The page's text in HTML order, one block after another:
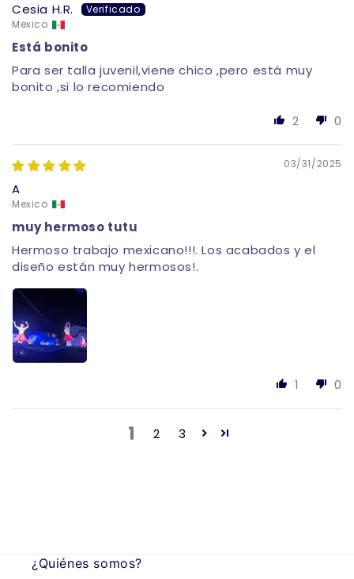
Cesia H.R.
Mexico
Está bonito
Para ser talla juvenil,viene chico ,pero está muy
bonito ,si lo recomiendo
2 0
03/31/2025
A
Mexico
muy hermoso tutu
Hermoso trabajo mexicano!!!. Los acabados y el
diseño están muy hermosos!.
1 0
1 2 3
¿Quiénes somos?